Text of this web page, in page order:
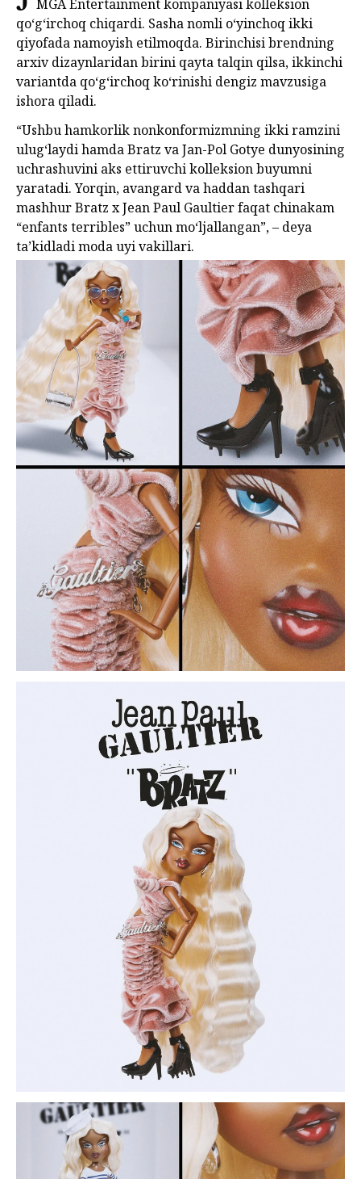
MGA Entertainment kompaniyasi kolleksion
qo‘g‘irchoq chiqardi. Sasha nomli o‘yinchoq ikki
qiyofada namoyish etilmoqda. Birinchisi brendning
arxiv dizaynlaridan birini qayta talqin qilsa, ikkinchi
variantda qo‘g‘irchoq ko‘rinishi dengiz mavzusiga
ishora qiladi.
“Ushbu hamkorlik nonkonformizmning ikki ramzini
ulug‘laydi hamda Bratz va Jan-Pol Gotye dunyosining
uchrashuvini aks ettiruvchi kolleksion buyumni
yaratadi. Yorqin, avangard va haddan tashqari
mashhur Bratz x Jean Paul Gaultier faqat chinakam
“enfants terribles” uchun mo‘ljallangan”, – deya
ta’kidladi moda uyi vakillari.